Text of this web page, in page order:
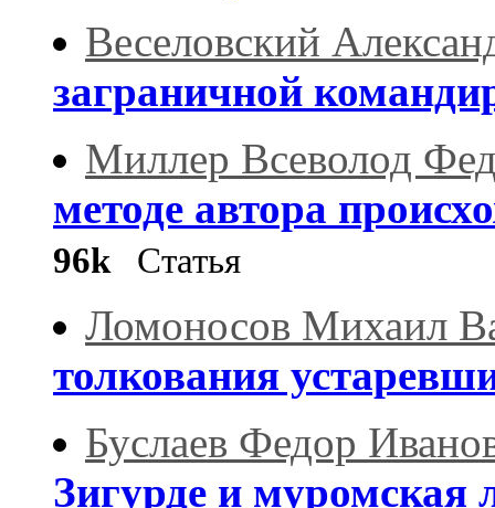
Веселовский
заграничной
Миллер Всеволод
методе автора
96kСтатья
Ломоносов Михаил
толкования
Буслаев Федор
Зигурде и муромская